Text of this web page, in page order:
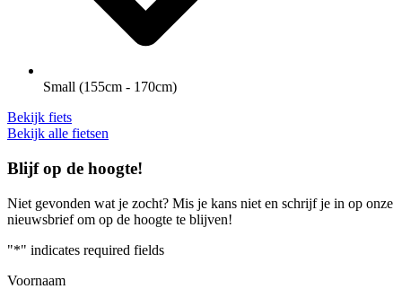
Small (155cm - 170cm)
Bekijk fiets
Bekijk alle fietsen
Blijf op de hoogte!
Niet gevonden wat je zocht? Mis je kans niet en schrijf je in op onze
nieuwsbrief om op de hoogte te blijven!
"*" indicates required fields
Voornaam